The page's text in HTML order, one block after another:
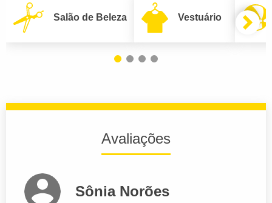
Salão de Beleza Vestuário
Avaliações
Sônia Norões